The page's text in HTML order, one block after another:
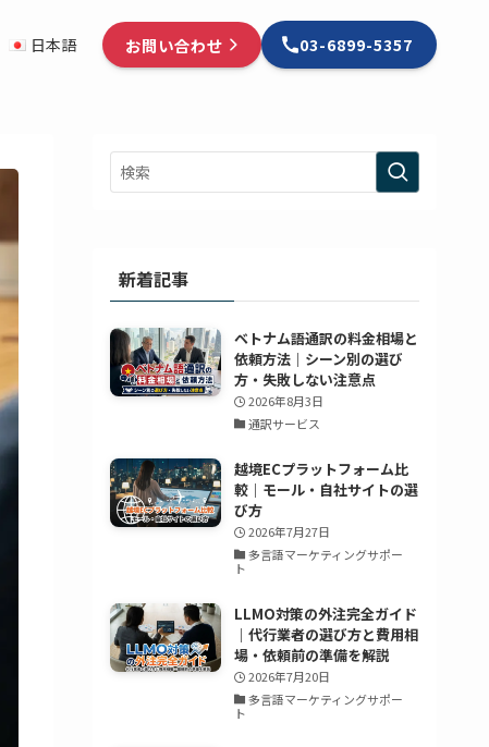
日本語 お問い合わせ 03-6899-5357
新着記事
ベトナム語通訳の料金相場と
依頼方法｜シーン別の選び
方・失敗しない注意点
2026年8月3日
通訳サービス
越境ECプラットフォーム比
較｜モール・自社サイトの選
び方
2026年7月27日
多言語マーケティングサポー
ト
LLMO対策の外注完全ガイド
｜代行業者の選び方と費用相
場・依頼前の準備を解説
2026年7月20日
多言語マーケティングサポー
ト